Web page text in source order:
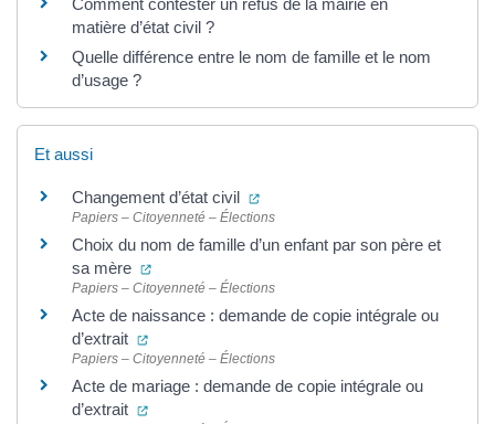
Comment contester un refus de la mairie en
matière d’état civil ?
Quelle différence entre le nom de famille et le nom
d’usage ?
Et aussi
Changement d’état civil (ouverture dans un nouvel
Papiers – Citoyenneté – Élections
Choix du nom de famille d’un enfant par son père et
sa mère
(ouverture dans un nouvel onglet)
Papiers – Citoyenneté – Élections
Acte de naissance : demande de copie intégrale ou
d’extrait
(ouverture dans un nouvel onglet)
Papiers – Citoyenneté – Élections
Acte de mariage : demande de copie intégrale ou
d’extrait
(ouverture dans un nouvel onglet)